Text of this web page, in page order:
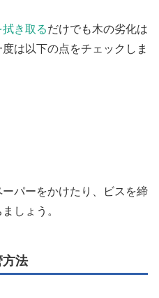
き取るだけでも木の劣化は
は以下の点をチェックしま
パーをかけたり、ビスを締
しょう。
方法